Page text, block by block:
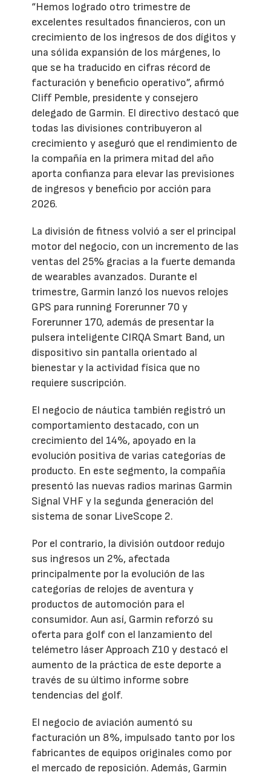
“Hemos logrado otro trimestre de
excelentes resultados financieros, con un
crecimiento de los ingresos de dos dígitos y
una sólida expansión de los márgenes, lo
que se ha traducido en cifras récord de
facturación y beneficio operativo”, afirmó
Cliff Pemble, presidente y consejero
delegado de Garmin. El directivo destacó que
todas las divisiones contribuyeron al
crecimiento y aseguró que el rendimiento de
la compañía en la primera mitad del año
aporta confianza para elevar las previsiones
de ingresos y beneficio por acción para
2026.
La división de fitness volvió a ser el principal
motor del negocio, con un incremento de las
ventas del 25% gracias a la fuerte demanda
de wearables avanzados. Durante el
trimestre, Garmin lanzó los nuevos relojes
GPS para running Forerunner 70 y
Forerunner 170, además de presentar la
pulsera inteligente CIRQA Smart Band, un
dispositivo sin pantalla orientado al
bienestar y la actividad física que no
requiere suscripción.
El negocio de náutica también registró un
comportamiento destacado, con un
crecimiento del 14%, apoyado en la
evolución positiva de varias categorías de
producto. En este segmento, la compañía
presentó las nuevas radios marinas Garmin
Signal VHF y la segunda generación del
sistema de sonar LiveScope 2.
Por el contrario, la división outdoor redujo
sus ingresos un 2%, afectada
principalmente por la evolución de las
categorías de relojes de aventura y
productos de automoción para el
consumidor. Aun así, Garmin reforzó su
oferta para golf con el lanzamiento del
telémetro láser Approach Z10 y destacó el
aumento de la práctica de este deporte a
través de su último informe sobre
tendencias del golf.
El negocio de aviación aumentó su
facturación un 8%, impulsado tanto por los
fabricantes de equipos originales como por
el mercado de reposición. Además, Garmin